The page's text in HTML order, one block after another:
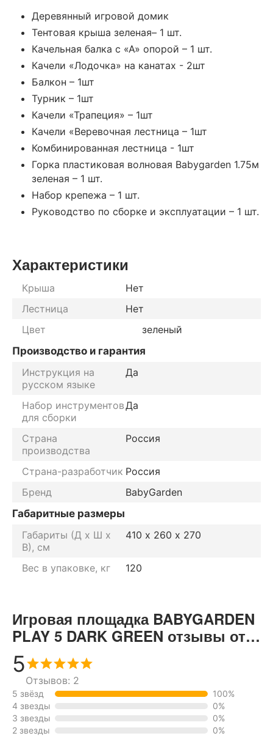
Деревянный игровой домик
Тентовая крыша зеленая– 1 шт.
Качельная балка с «А» опорой – 1 шт.
Качели «Лодочка» на канатах - 2шт
Балкон – 1шт
Турник – 1шт
Качели «Трапеция» – 1шт
Качели «Веревочная лестница – 1шт
Комбинированная лестница - 1шт
Горка пластиковая волновая Babygarden 1.75м
зеленая – 1 шт.
Набор крепежа – 1 шт.
Руководство по сборке и эксплуатации – 1 шт.
Характеристики
Крыша
Нет
Лестница
Нет
Цвет
зеленый
Производство и гарантия
Инструкция на
русском языке
Да
Набор инструментов
для сборки
Да
Страна
производства
Россия
Страна-разработчик Россия
Бренд
BabyGarden
Габаритные размеры
Габариты (Д х Ш х
В), см
410 х 260 х 270
Вес в упаковке, кг 120
Игровая площадка BABYGARDEN
PLAY 5 DARK GREEN отзывы от
реальных покупателей нашего
интернет-магазина
5
Отзывов: 2
5 звёзд
100%
4 звезды
0%
3 звезды
0%
2 звезды
0%